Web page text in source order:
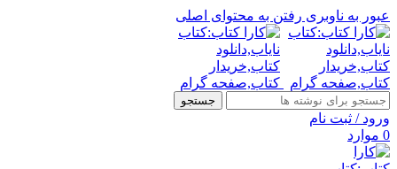
عبور به ناوبری رفتن به محتوای اصلی
جستجو
ورود / ثبت نام
0 موارد